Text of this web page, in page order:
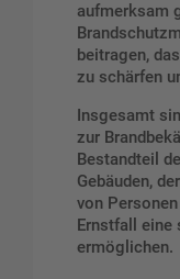
aufmerksam
beitragen,
zu schärfen
Insgesamt
zur
Bestandteil
Gebäuden,
von
Ernstfall eine
ermöglichen.